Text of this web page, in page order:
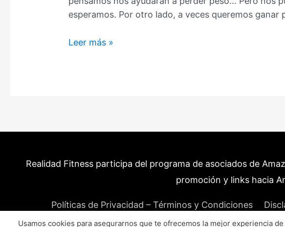
esperamos. Por otro lado, a veces queremos
Frutas
(Aquí
Leer más »
Realidad Fitness participa del programa de asociados de
promoción y links hacia
Políticas de Privacidad – Términos y Condiciones
Usamos cookies para asegurarnos que te ofrecemos la mejor experiencia